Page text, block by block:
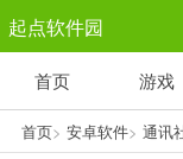
起点软件园
塔防游戏
1千+款游戏
首页 游戏
首页> 安卓软件> 通讯